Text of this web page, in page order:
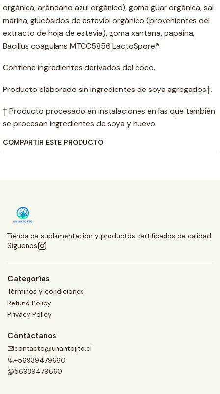
orgánica, arándano azul orgánico), goma guar orgánica, sal
marina, glucósidos de esteviol orgánico (provenientes del
extracto de hoja de estevia), goma xantana, papaína,
Bacillus coagulans MTCC5856 LactoSpore®.
Contiene ingredientes derivados del coco.
Producto elaborado sin ingredientes de soya agregados†.
† Producto procesado en instalaciones en las que también
se procesan ingredientes de soya y huevo.
COMPARTIR ESTE PRODUCTO
Tienda de suplementación y productos certificados de calidad.
Síguenos
Categorías
Términos y condiciones
Refund Policy
Privacy Policy
Contáctanos
contacto@unantojito.cl
+56939479660
56939479660